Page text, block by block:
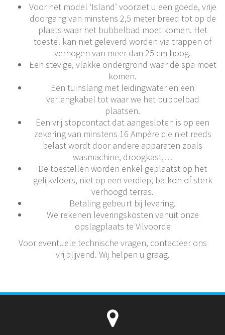
Voor het model ‘Island’ voorziet u een goede, vrije
doorgang van minstens 2,5 meter breed tot op de
plaats waar het bubbelbad moet komen. Het
toestel kan niet geleverd worden via trappen of
verhogen van meer dan 25 cm hoog.
Een stevige, vlakke ondergrond waar de spa moet
komen.
Een tuinslang met leidingwater en een
verlengkabel tot waar we het bubbelbad
plaatsen.
Een vrij stopcontact dat aangesloten is op een
zekering van minstens 16 Ampère die niet reeds
belast wordt door andere apparaten zoals
wasmachine, droogkast,…
De toestellen worden enkel geplaatst op het
gelijkvloers, niet op een verdiep, balkon of sterk
verhoogd terras.
Betaling gebeurt bij levering.
We rekenen leveringskosten vanuit onze
opslagplaats te Vilvoorde
Voor eventuele technische vragen, contacteer ons
vrijblijvend. Wij helpen u graag.